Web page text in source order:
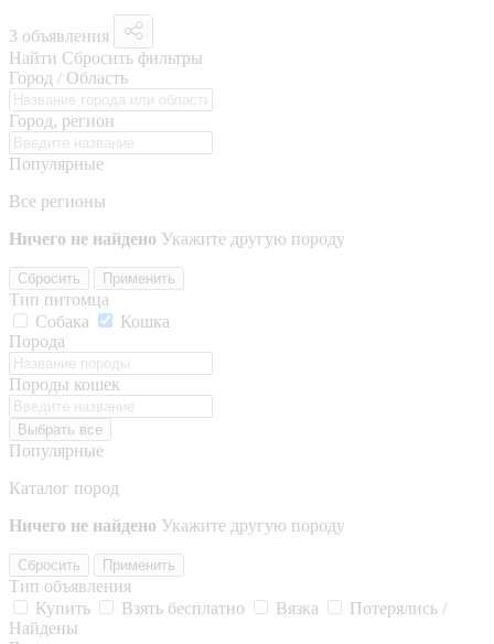
3 объявления
Найти Сбросить фильтры
Город / Область
Город, регион
Популярные
Все регионы
Ничего не найдено Укажите другую породу
Сбросить Применить
Тип питомца
Собака
Кошка
Порода
Породы кошек
Выбрать все
Популярные
Каталог пород
Ничего не найдено Укажите другую породу
Сбросить Применить
Тип объявления
Купить
Взять бесплатно Вязка
Потерялись /
Найдены